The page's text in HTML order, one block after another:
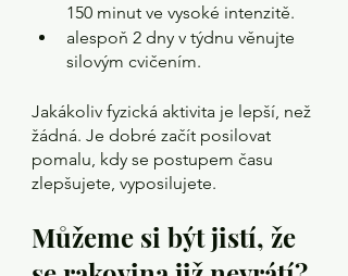
150 minut ve vysoké intenzitě.
alespoň 2 dny v týdnu věnujte
silovým cvičením.
Jakákoliv fyzická aktivita je lepší, než
žádná. Je dobré začít posilovat
pomalu, kdy se postupem času
zlepšujete, vyposilujete.
Můžeme si být jistí, že